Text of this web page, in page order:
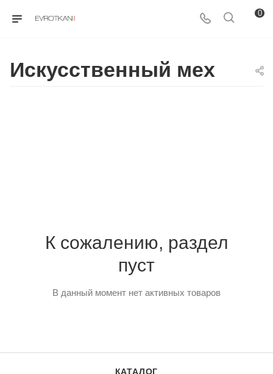
0
Искусственный мех
К сожалению, раздел
пуст
В данный момент нет активных товаров
КАТАЛОГ